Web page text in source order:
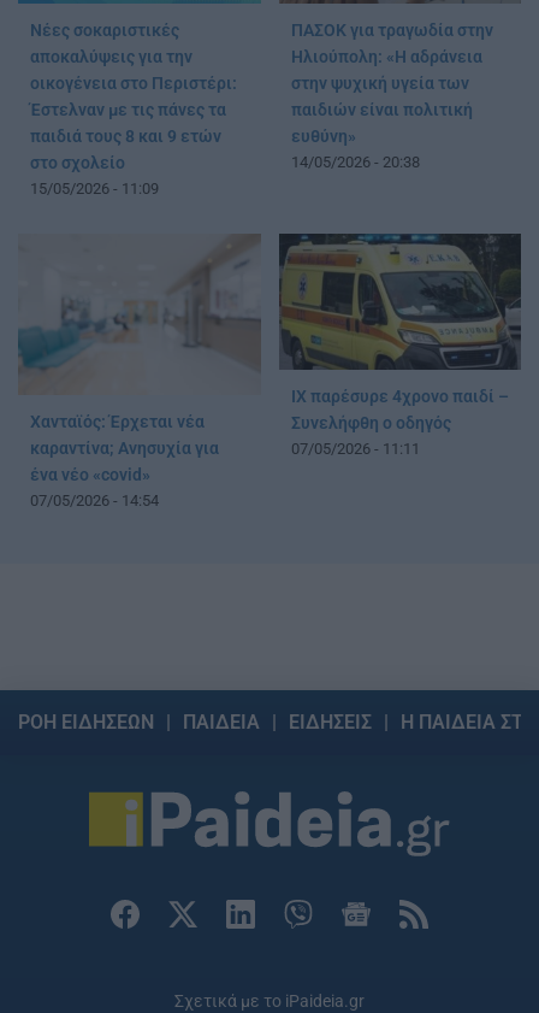
Νέες σοκαριστικές
αποκαλύψεις για την
οικογένεια στο Περιστέρι:
Έστελναν με τις πάνες τα
παιδιά τους 8 και 9 ετών
στο σχολείο
15/05/2026 - 11:09
ΠΑΣΟΚ για τραγωδία στην
Ηλιούπολη: «Η αδράνεια
στην ψυχική υγεία των
παιδιών είναι πολιτική
ευθύνη»
14/05/2026 - 20:38
Χανταϊός: Έρχεται νέα
καραντίνα; Aνησυχία για
ένα νέο «covid»
07/05/2026 - 14:54
ΙΧ παρέσυρε 4χρονο παιδί –
Συνελήφθη ο οδηγός
07/05/2026 - 11:11
ΡΟΗ ΕΙΔΗΣΕΩΝ ΠΑΙΔΕΙΑ ΕΙΔΗΣΕΙΣ Η ΠΑΙΔΕΙΑ
Σχετικά με το iPaideia.gr